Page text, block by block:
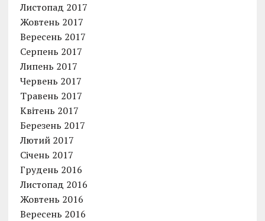
Листопад 2017
Жовтень 2017
Вересень 2017
Серпень 2017
Липень 2017
Червень 2017
Травень 2017
Квітень 2017
Березень 2017
Лютий 2017
Січень 2017
Грудень 2016
Листопад 2016
Жовтень 2016
Вересень 2016